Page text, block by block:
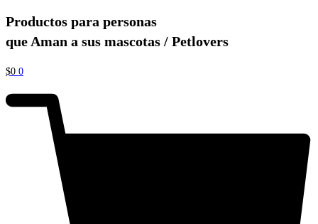
Productos para personas
que Aman a sus mascotas / Petlovers
$0 0